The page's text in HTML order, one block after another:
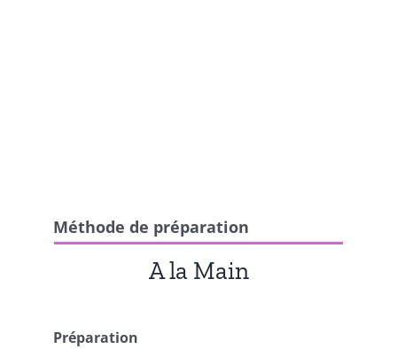
Méthode de préparation
A la Main
Préparation